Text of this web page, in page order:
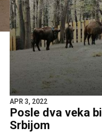
APR 3, 2022
Posle dva veka
Srbijom